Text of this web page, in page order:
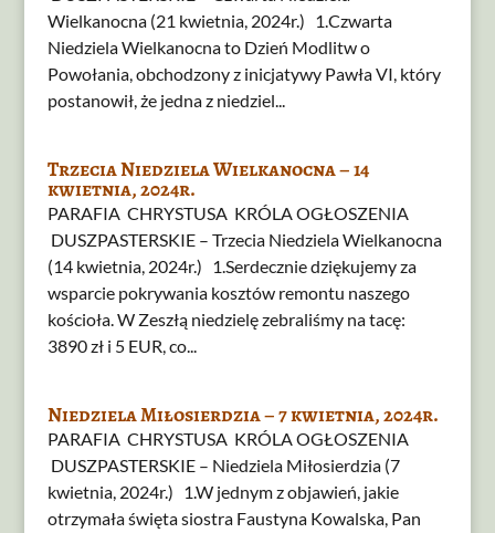
Wielkanocna (21 kwietnia, 2024r.) 1.Czwarta
Niedziela Wielkanocna to Dzień Modlitw o
Powołania, obchodzony z inicjatywy Pawła VI, który
postanowił, że jedna z niedziel...
Trzecia Niedziela Wielkanocna – 14
kwietnia, 2024r.
PARAFIA CHRYSTUSA KRÓLA OGŁOSZENIA
DUSZPASTERSKIE – Trzecia Niedziela Wielkanocna
(14 kwietnia, 2024r.) 1.Serdecznie dziękujemy za
wsparcie pokrywania kosztów remontu naszego
kościoła. W Zeszłą niedzielę zebraliśmy na tacę:
3890 zł i 5 EUR, co...
Niedziela Miłosierdzia – 7 kwietnia, 2024r.
PARAFIA CHRYSTUSA KRÓLA OGŁOSZENIA
DUSZPASTERSKIE – Niedziela Miłosierdzia (7
kwietnia, 2024r.) 1.W jednym z objawień, jakie
otrzymała święta siostra Faustyna Kowalska, Pan